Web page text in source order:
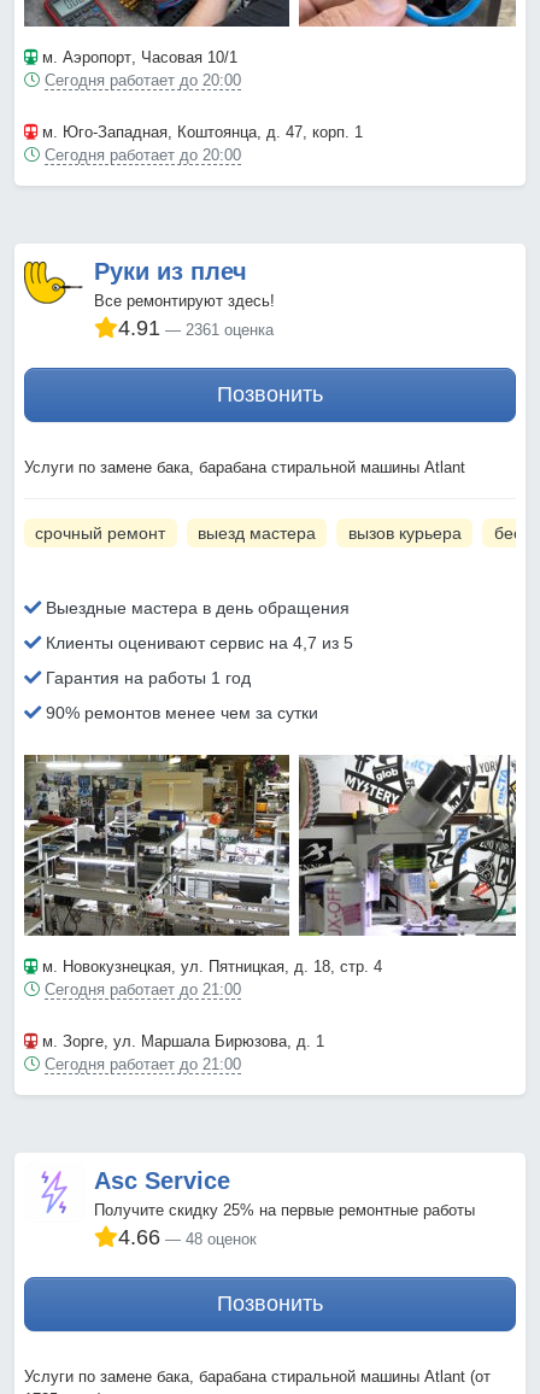
м. Аэропорт, Часовая 10/1
Сегодня работает до 20:00
м. Юго-Западная, Коштоянца, д. 47, корп. 1
Сегодня работает до 20:00
Руки из плеч
Все ремонтируют здесь!
4.91 2361 оценка
Позвонить
Услуги по замене бака, барабана стиральной машины Atlant
срочный ремонт выезд мастера вызов курьера
Выездные мастера в день обращения
Клиенты оценивают сервис на 4,7 из 5
Гарантия на работы 1 год
90% ремонтов менее чем за сутки
м. Новокузнецкая, ул. Пятницкая, д. 18, стр. 4
Сегодня работает до 21:00
м. Зорге, ул. Маршала Бирюзова, д. 1
Сегодня работает до 21:00
Asc Service
Получите скидку 25% на первые ремонтные работы
4.66 48 оценок
Позвонить
Услуги по замене бака, барабана стиральной машины Atlant (от